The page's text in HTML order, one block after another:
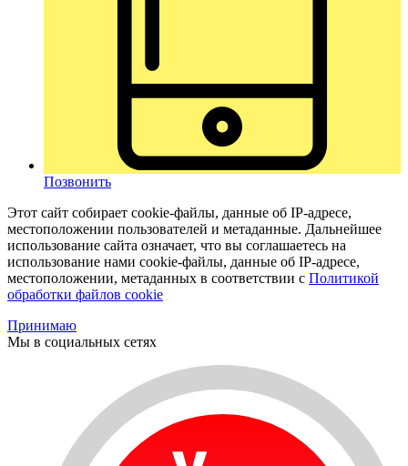
Позвонить
Этот сайт собирает cookie-файлы, данные об IP-адресе,
местоположении пользователей и метаданные. Дальнейшее
использование сайта означает, что вы соглашаетесь на
использование нами cookie-файлы, данные об IP-адресе,
местоположении, метаданных в соответствии с Политикой
обработки файлов cookie
Принимаю
Мы в социальных сетях